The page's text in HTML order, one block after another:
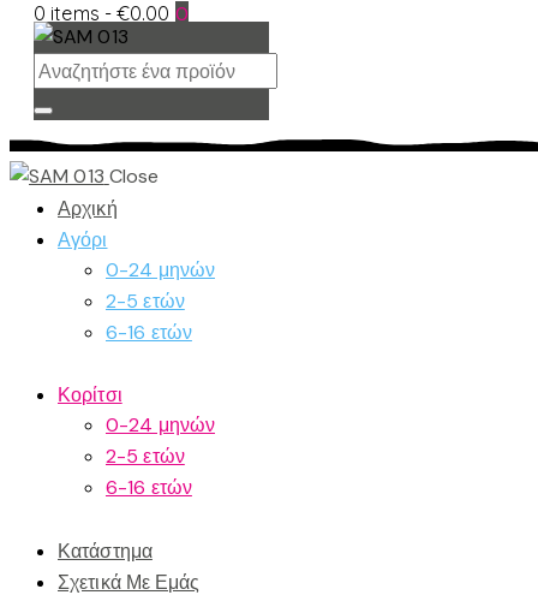
0 items -€0.00 0
Close
Αρχική
Αγόρι
0-24 μηνών
2-5 ετών
6-16 ετών
Κορίτσι
0-24 μηνών
2-5 ετών
6-16 ετών
Κατάστημα
Σχετικά Με Εμάς